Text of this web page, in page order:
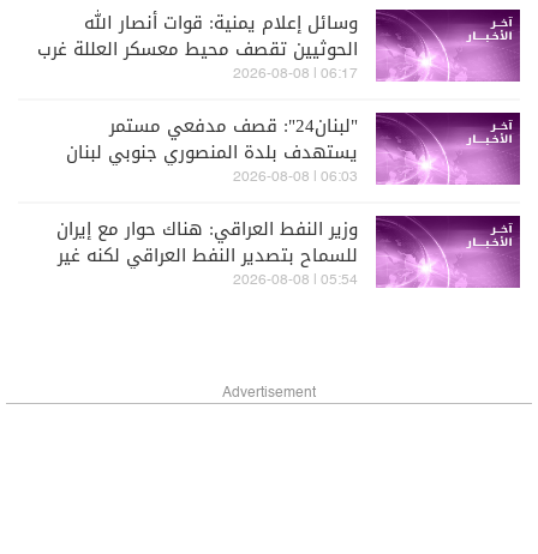
وسائل إعلام يمنية: قوات أنصار الله
الحوثيين تقصف محيط معسكر العللة غرب
مديرية قعطبة في الضالع
06:17 | 2026-08-08
"لبنان24": قصف مدفعي مستمر
يستهدف بلدة المنصوري جنوبي لبنان
06:03 | 2026-08-08
وزير النفط العراقي: هناك حوار مع إيران
للسماح بتصدير النفط العراقي لكنه غير
مفعل حتى الآن
05:54 | 2026-08-08
Advertisement